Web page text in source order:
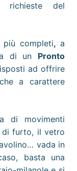
richieste del
completi, a
di un Pronto
ad offrire
a carattere
di movimenti
di furto, il vetro
vada in
basta una